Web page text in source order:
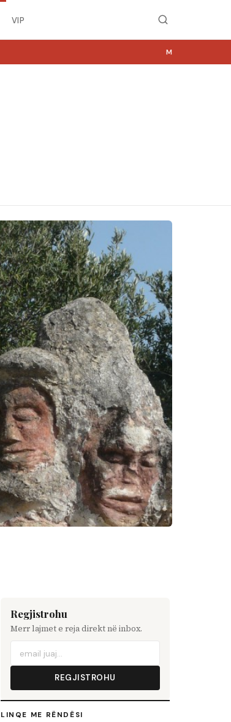
VIP
MIRË SE VINI NË NGJYRA.COM
Regjistrohu
Merr lajmet e reja direkt në inbox.
REGJISTROHU
LINQE ME RËNDËSI